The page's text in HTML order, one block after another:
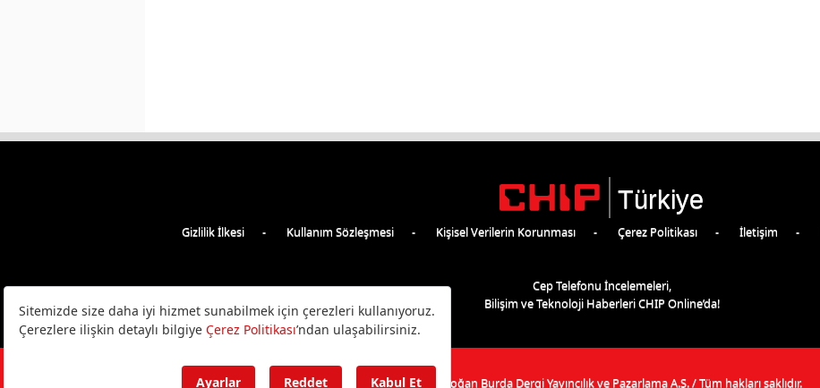
Türkiye
Gizlilik İlkesi Kullanım Sözleşmesi Kişisel Verilerin Korunması Çerez Politikası İletişim
Cep Telefonu İncelemeleri,
Bilişim ve Teknoloji Haberleri CHIP Online’da!
©2026 Doğan Burda Dergi Yayıncılık ve Pazarlama A.Ş./ Tüm hakları saklıdır.